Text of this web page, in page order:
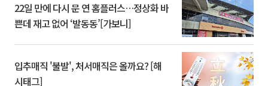
22일 만에 다시 문 연 홈플러스…정상화 바
쁜데 재고 없어 ‘발동동’[가보니]
입추매직 '불발', 처서매직은 올까요? [해
시태그]